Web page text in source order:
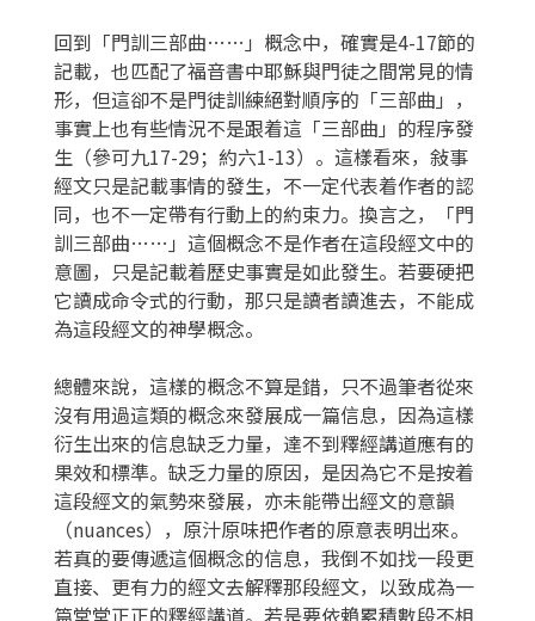
回到「門訓三部曲……」概念中，確實是4-17節的
記載，也匹配了福音書中耶穌與門徒之間常見的情
形，但這卻不是門徒訓練絕對順序的「三部曲」，
事實上也有些情況不是跟着這「三部曲」的程序發
生（參可九17-29；約六1-13）。這樣看來，敍事
經文只是記載事情的發生，不一定代表着作者的認
同，也不一定帶有行動上的約束力。換言之，「門
訓三部曲……」這個概念不是作者在這段經文中的
意圖，只是記載着歷史事實是如此發生。若要硬把
它讀成命令式的行動，那只是讀者讀進去，不能成
為這段經文的神學概念。
總體來說，這樣的概念不算是錯，只不過筆者從來
沒有用過這類的概念來發展成一篇信息，因為這樣
衍生出來的信息缺乏力量，達不到釋經講道應有的
果效和標準。缺乏力量的原因，是因為它不是按着
這段經文的氣勢來發展，亦未能帶出經文的意韻
（nuances），原汁原味把作者的原意表明出來。
若真的要傳遞這個概念的信息，我倒不如找一段更
直接、更有力的經文去解釋那段經文，以致成為一
篇堂堂正正的釋經講道。若是要依賴累積數段不相